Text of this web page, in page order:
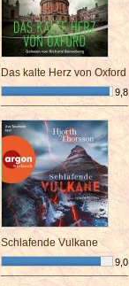
Das kalte Herz von Oxford
9,8
¯¯¯¯¯¯¯¯¯¯¯¯¯¯¯¯¯¯¯¯¯¯¯¯
Schlafende Vulkane
9,0
¯¯¯¯¯¯¯¯¯¯¯¯¯¯¯¯¯¯¯¯¯¯¯¯